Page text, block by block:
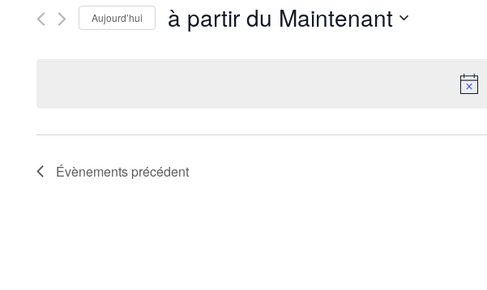
Aujourd’hui à partir du Maintenant
Évènements précédent